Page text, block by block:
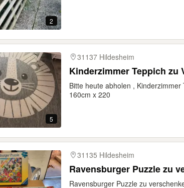
2
5
31137 Hildesheim
Kinderzimmer Teppich zu
Bitte heute abholen ,
160cm x 220
31135 Hildesheim
Ravensburger Puzzle zu
Ravensburger Puzzle zu